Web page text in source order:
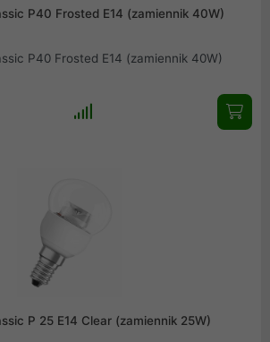
P40 Frosted E14 (zamiennik 40W)
P40 Frosted E14 (zamiennik 40W)
P 25 E14 Clear (zamiennik 25W)